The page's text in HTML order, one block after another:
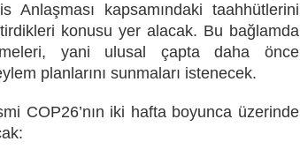
Anlaşması kapsamındaki taahhütlerini
konusu yer alacak. Bu bağlamda
yani ulusal çapta daha önce
planlarını sunmaları istenecek.
COP26’nın iki hafta boyunca üzerinde